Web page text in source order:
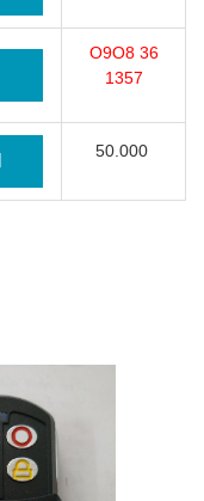
O9O8 36
1357
50.000